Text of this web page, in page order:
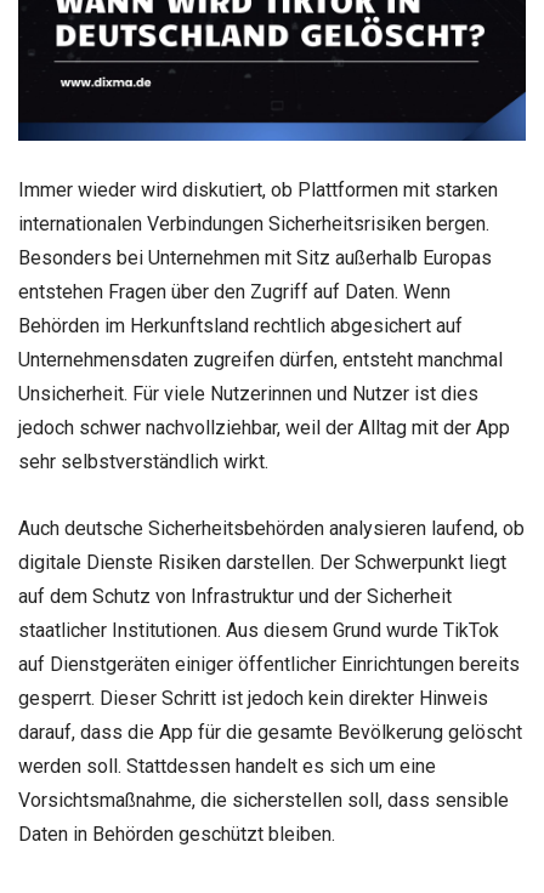
Immer wieder wird diskutiert, ob Plattformen mit starken
internationalen Verbindungen Sicherheitsrisiken bergen.
Besonders bei Unternehmen mit Sitz außerhalb Europas
entstehen Fragen über den Zugriff auf Daten. Wenn
Behörden im Herkunftsland rechtlich abgesichert auf
Unternehmensdaten zugreifen dürfen, entsteht manchmal
Unsicherheit. Für viele Nutzerinnen und Nutzer ist dies
jedoch schwer nachvollziehbar, weil der Alltag mit der App
sehr selbstverständlich wirkt.
Auch deutsche Sicherheitsbehörden analysieren laufend, ob
digitale Dienste Risiken darstellen. Der Schwerpunkt liegt
auf dem Schutz von Infrastruktur und der Sicherheit
staatlicher Institutionen. Aus diesem Grund wurde TikTok
auf Dienstgeräten einiger öffentlicher Einrichtungen bereits
gesperrt. Dieser Schritt ist jedoch kein direkter Hinweis
darauf, dass die App für die gesamte Bevölkerung gelöscht
werden soll. Stattdessen handelt es sich um eine
Vorsichtsmaßnahme, die sicherstellen soll, dass sensible
Daten in Behörden geschützt bleiben.